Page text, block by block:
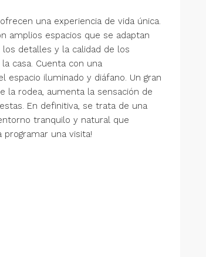
una experiencia de vida única.
amplios espacios que se adaptan
detalles y la calidad de los
casa. Cuenta con una
iluminado y diáfano. Un gran
la rodea, aumenta la sensación de
En definitiva, se trata de una
tranquilo y natural que
una visita!